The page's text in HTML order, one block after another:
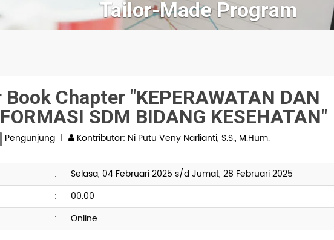
Book Chapter "KEPERAWATAN DAN
SDM BIDANG KESEHATAN"
Pengunjung | Kontributor: Ni Putu Veny Narlianti, S.S., M.Hum.
:
Selasa, 04 Februari 2025 s/d Jumat, 28 Februari 2025
:
00.00
: Online